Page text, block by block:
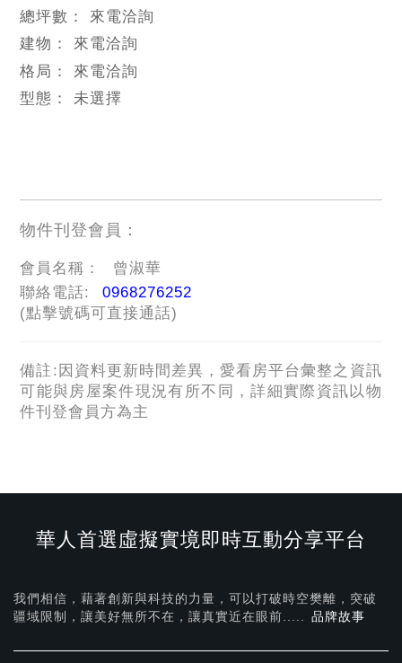
總坪數： 來電洽詢
建物： 來電洽詢
格局： 來電洽詢
型態：未選擇
物件刊登會員：
會員名稱：
曾淑華
聯絡電話:
0968276252
(點擊號碼可直接通話)
備註:因資料更新時間差異，愛看房平台彙整之資訊
可能與房屋案件現況有所不同，詳細實際資訊以物
件刊登會員方為主
華人首選虛擬實境即時互動分享平台
我們相信，藉著創新與科技的力量，可以打破時空樊離，突破
疆域限制，讓美好無所不在， 讓真實近在眼前..... 品牌故事